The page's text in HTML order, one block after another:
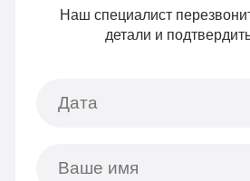
Наш специалист
детали и